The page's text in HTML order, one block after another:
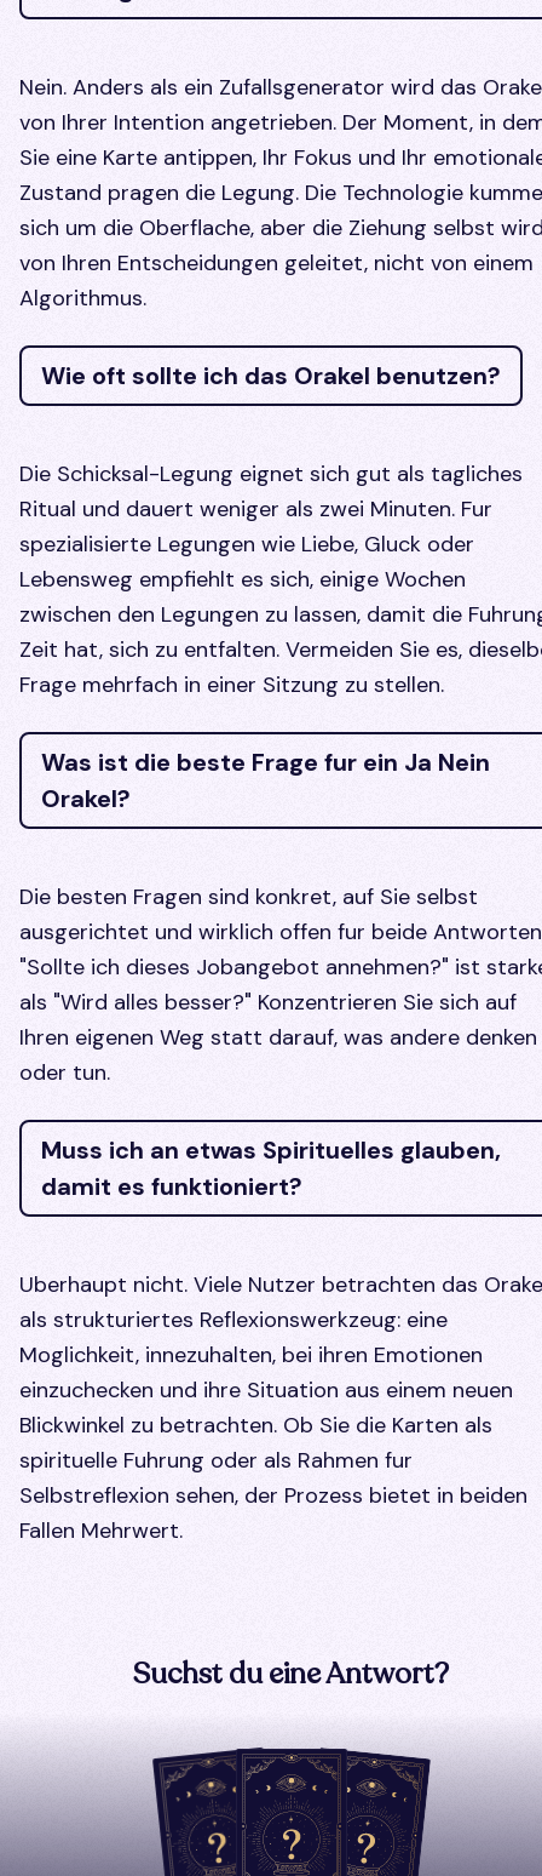
Nein. Anders als ein Zufallsgenerator wird das
von Ihrer Intention angetrieben. Der Moment, in
Sie eine Karte antippen, Ihr Fokus und Ihr
Zustand pragen die Legung. Die Technologie
sich um die Oberflache, aber die Ziehung selbst
von Ihren Entscheidungen geleitet, nicht von einem
Algorithmus.
Wie oft sollte ich das Orakel benutzen?
Die Schicksal-Legung eignet sich gut als tagliches
Ritual und dauert weniger als zwei Minuten. Fur
spezialisierte Legungen wie Liebe, Gluck oder
Lebensweg empfiehlt es sich, einige Wochen
zwischen den Legungen zu lassen, damit die
Zeit hat, sich zu entfalten. Vermeiden Sie es,
Frage mehrfach in einer Sitzung zu stellen.
Was ist die beste Frage fur ein Ja Nein
Orakel?
Die besten Fragen sind konkret, auf Sie selbst
ausgerichtet und wirklich offen fur beide
"Sollte ich dieses Jobangebot annehmen?" ist
als "Wird alles besser?" Konzentrieren Sie sich auf
Ihren eigenen Weg statt darauf, was andere denken
oder tun.
Muss ich an etwas Spirituelles glauben,
damit es funktioniert?
Uberhaupt nicht. Viele Nutzer betrachten das
als strukturiertes Reflexionswerkzeug: eine
Moglichkeit, innezuhalten, bei ihren Emotionen
einzuchecken und ihre Situation aus einem neuen
Blickwinkel zu betrachten. Ob Sie die Karten als
spirituelle Fuhrung oder als Rahmen fur
Selbstreflexion sehen, der Prozess bietet in beiden
Fallen Mehrwert.
Suchst du eine Antwort?